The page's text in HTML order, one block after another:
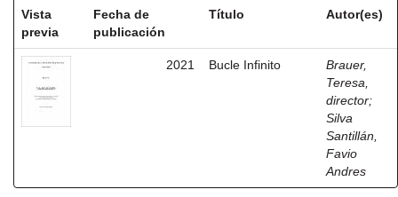
Vista
previa
Fecha de
publicación
Título Autor(es)
2021 Bucle Infinito
Brauer,
Teresa,
director;
Silva
Santillán,
Favio
Andres